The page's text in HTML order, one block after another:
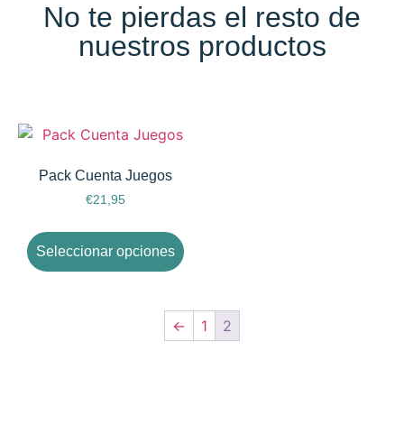
No te pierdas el resto de
nuestros productos
Pack Cuenta Juegos
€21,95
Seleccionar opciones
← 1 2